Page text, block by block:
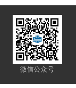
微信公众号